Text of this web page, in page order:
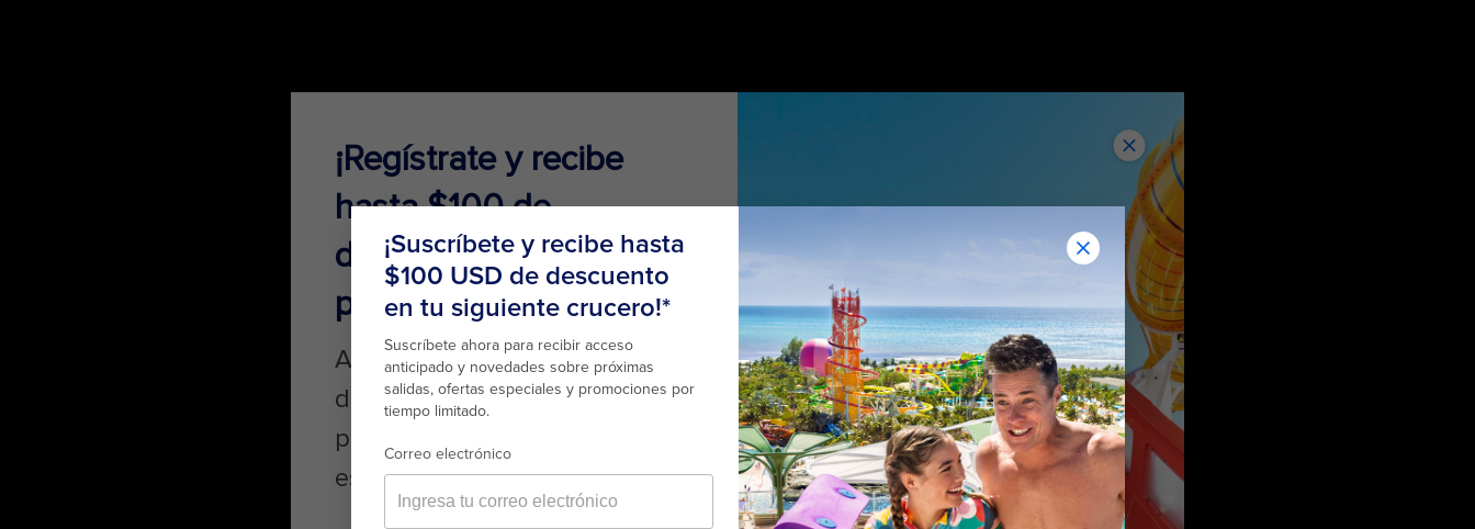
¡Regístrate y recibe
hasta $100 de
descuento en tu
próximo crucero!
Además, obtén acceso a
descuentos exclusivos,
promociones y tarifas
especiales.